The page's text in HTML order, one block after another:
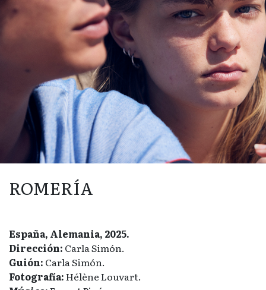
ROMERÍA
España, Alemania, 2025.
Dirección: Carla Simón.
Guión: Carla Simón.
Fotografía:Hélène Louvart.